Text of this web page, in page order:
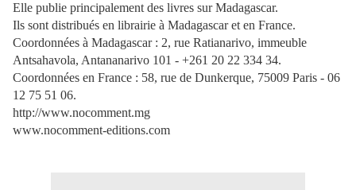
Elle publie principalement des livres sur Madagascar.
Ils sont distribués en librairie à Madagascar et en France.
Coordonnées à Madagascar : 2, rue Ratianarivo, immeuble
Antsahavola, Antananarivo 101 - +261 20 22 334 34.
Coordonnées en France : 58, rue de Dunkerque, 75009 Paris - 06
12 75 51 06.
http://www.nocomment.mg
www.nocomment-editions.com